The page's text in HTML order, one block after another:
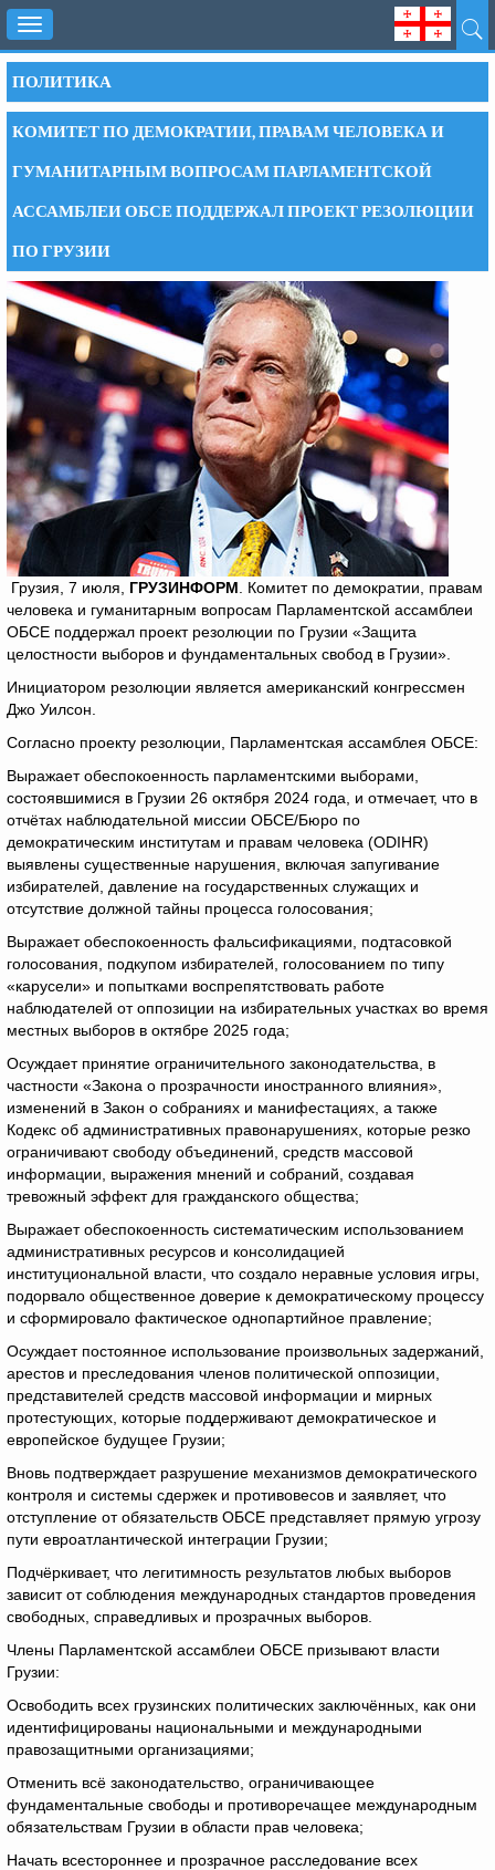
Toggle
navigation
ПОЛИТИКА
КОМИТЕТ ПО ДЕМОКРАТИИ, ПРАВАМ ЧЕЛОВЕКА И
ГУМАНИТАРНЫМ ВОПРОСАМ ПАРЛАМЕНТСКОЙ
АССАМБЛЕИ ОБСЕ ПОДДЕРЖАЛ ПРОЕКТ РЕЗОЛЮЦИИ
ПО ГРУЗИИ
Грузия, 7 июля, ГРУЗИНФОРМ . Комитет по демократии, правам
человека и гуманитарным вопросам Парламентской ассамблеи
ОБСЕ поддержал проект резолюции по Грузии «Защита
целостности выборов и фундаментальных свобод в Грузии».
Инициатором резолюции является американский конгрессмен
Джо Уилсон.
Согласно проекту резолюции, Парламентская ассамблея ОБСЕ:
Выражает обеспокоенность парламентскими выборами,
состоявшимися в Грузии 26 октября 2024 года, и отмечает, что в
отчётах наблюдательной миссии ОБСЕ/Бюро по
демократическим институтам и правам человека (ODIHR)
выявлены существенные нарушения, включая запугивание
избирателей, давление на государственных служащих и
отсутствие должной тайны процесса голосования;
Выражает обеспокоенность фальсификациями, подтасовкой
голосования, подкупом избирателей, голосованием по типу
«карусели» и попытками воспрепятствовать работе
наблюдателей от оппозиции на избирательных участках во время
местных выборов в октябре 2025 года;
Осуждает принятие ограничительного законодательства, в
частности «Закона о прозрачности иностранного влияния»,
изменений в Закон о собраниях и манифестациях, а также
Кодекс об административных правонарушениях, которые резко
ограничивают свободу объединений, средств массовой
информации, выражения мнений и собраний, создавая
тревожный эффект для гражданского общества;
Выражает обеспокоенность систематическим использованием
административных ресурсов и консолидацией
институциональной власти, что создало неравные условия игры,
подорвало общественное доверие к демократическому процессу
и сформировало фактическое однопартийное правление;
Осуждает постоянное использование произвольных задержаний,
арестов и преследования членов политической оппозиции,
представителей средств массовой информации и мирных
протестующих, которые поддерживают демократическое и
европейское будущее Грузии;
Вновь подтверждает разрушение механизмов демократического
контроля и системы сдержек и противовесов и заявляет, что
отступление от обязательств ОБСЕ представляет прямую угрозу
пути евроатлантической интеграции Грузии;
Подчёркивает, что легитимность результатов любых выборов
зависит от соблюдения международных стандартов проведения
свободных, справедливых и прозрачных выборов.
Члены Парламентской ассамблеи ОБСЕ призывают власти
Грузии:
Освободить всех грузинских политических заключённых, как они
идентифицированы национальными и международными
правозащитными организациями;
Отменить всё законодательство, ограничивающее
фундаментальные свободы и противоречащее международным
обязательствам Грузии в области прав человека;
Начать всестороннее и прозрачное расследование всех